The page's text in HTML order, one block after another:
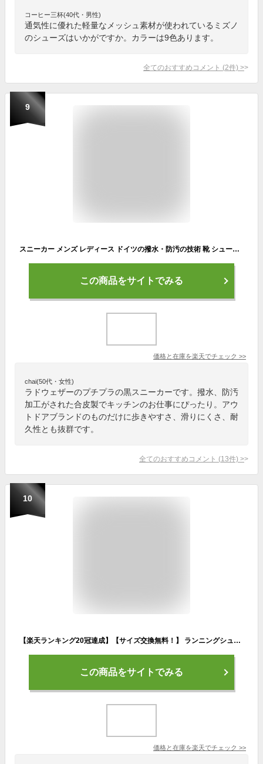
コーヒー三杯(40代・男性)
通気性に優れた軽量なメッシュ素材が使われているミズノ
のシューズはいかがですか。カラーは9色あります。
全てのおすすめコメント (2件) >
9
スニーカー メンズ レディース ドイツの撥水・防汚の技術 靴 シューズ 通勤 通学 ウォーキングシューズ 登山靴 トレッキングシューズ 登山 アウトドア キャンプ 釣り 人気 おしゃれ ランキング 黒 白 レインシューズ LAD WEATHER ラドウェザー
この商品をサイトでみる
価格と在庫を楽天でチェック >>
chai(50代・女性)
ラドウェザーのプチプラの黒スニーカーです。撥水、防汚
加工がされた合皮製でキッチンのお仕事にぴったり。アウ
トドアブランドのものだけに歩きやすさ、滑りにくさ、耐
久性とも抜群です。
全てのおすすめコメント (13件) >
10
【楽天ランキング20冠達成】【サイズ交換無料！】 ランニングシューズ ウォーキングシューズ スニーカー メンズ 靴 レディース 幅広 おしゃれ シューズ スポーツシューズ 運動靴 ジョギングシューズ きれいめ 幅広 黒 体育館シューズ 大人 ランシュー カジュアルシューズ
この商品をサイトでみる
価格と在庫を楽天でチェック >>